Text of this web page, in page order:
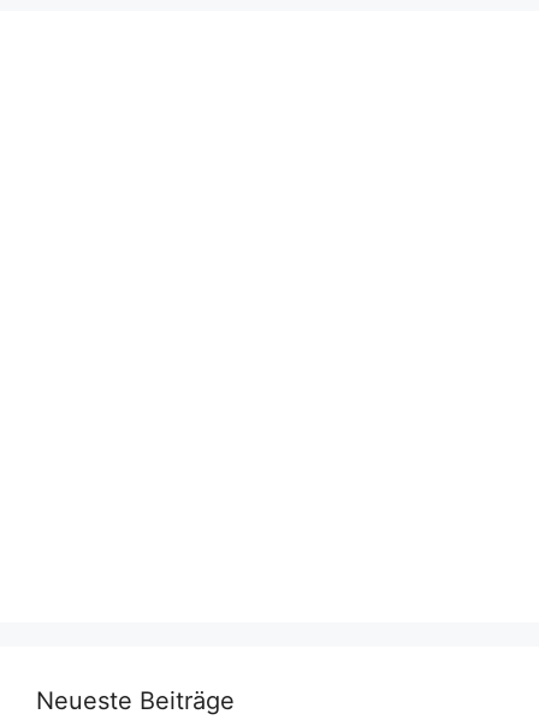
Neueste Beiträge